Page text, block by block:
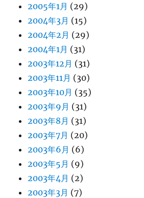
2005年1月 (29)
2004年3月 (15)
2004年2月 (29)
2004年1月 (31)
2003年12月 (31)
2003年11月 (30)
2003年10月 (35)
2003年9月 (31)
2003年8月 (31)
2003年7月 (20)
2003年6月 (6)
2003年5月 (9)
2003年4月 (2)
2003年3月 (7)